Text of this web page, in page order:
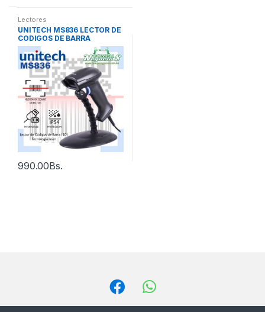
Lectores
UNITECH MS836 LECTOR DE
CODIGOS DE BARRA
990.00Bs.